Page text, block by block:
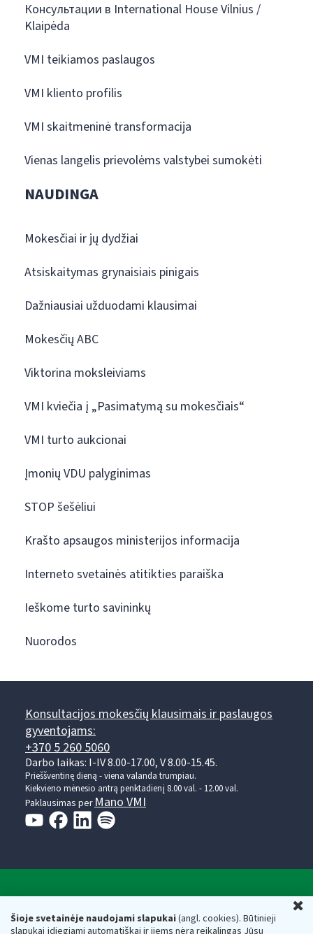
Šioje svetainėje naudojami slapukai(angl. cookies). Būtinieji
slapukai įdiegiami automatiškai ir jiems nėra reikalingas Jūsų
Консультации в International House Vilnius /
Klaipėda
VMI teikiamos paslaugos
VMI kliento profilis
VMI skaitmeninė transformacija
Vienas langelis prievolėms valstybei sumokėti
NAUDINGA
Mokesčiai ir jų dydžiai
Atsiskaitymas grynaisiais pinigais
Dažniausiai užduodami klausimai
Mokesčių ABC
Viktorina moksleiviams
VMI kviečia į „Pasimatymą su mokesčiais“
VMI turto aukcionai
Įmonių VDU palyginimas
STOP šešėliui
Krašto apsaugos ministerijos informacija
Interneto svetainės atitikties paraiška
Ieškome turto savininkų
Nuorodos
Konsultacijos mokesčių klausimais ir paslaugos
gyventojams:
+370 5 260 5060
Darbo laikas: I-IV 8.00-17.00, V 8.00-15.45.
Prieššventinę dieną - viena valanda trumpiau.
Kiekvieno mėnesio antrą penktadienį 8.00 val. - 12.00 val.
Paklausimas per Mano VMI
Respublikos finansų ministerijos